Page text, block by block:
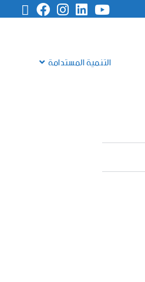
التنمية المستدامة